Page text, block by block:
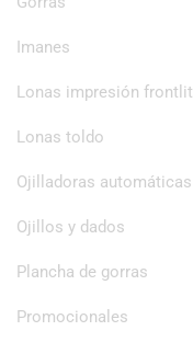
Imanes
Lonas impresión frontlit
Lonas toldo
Ojilladoras automáticas
Ojillos y dados
Plancha de gorras
Promocionales